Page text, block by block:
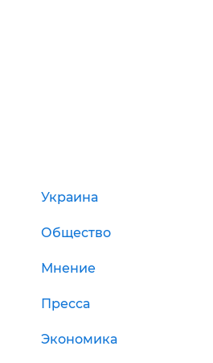
Украина
Общество
Мнение
Пресса
Экономика